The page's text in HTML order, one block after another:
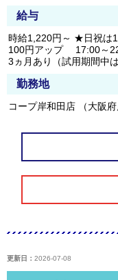
給与
時給1,220円～ ★日祝は
100円アップ 17:00～
3ヵ月あり（試用期間中
勤務地
コープ岸和田店 （大阪
更新日： 2026-07-08